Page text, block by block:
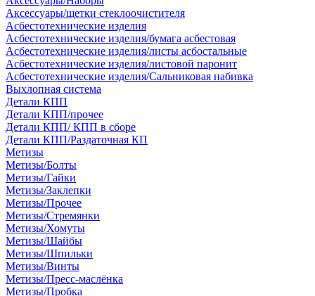
Аксессуары/щетки стеклоочистителя
Асбестотехнические изделия
Асбестотехнические изделия/бумага асбестовая
Асбестотехнические изделия/листы асбостальные
Асбестотехнические изделия/листовой паронит
Асбестотехнические изделия/Сальниковая набивка
Выхлопная система
Детали КПП
Детали КПП/прочее
Детали КПП/ КПП в сборе
Детали КПП/Раздаточная КП
Метизы
Метизы/Болты
Метизы/Гайки
Метизы/Заклепки
Метизы/Прочее
Метизы/Стремянки
Метизы/Хомуты
Метизы/Шайбы
Метизы/Шпильки
Метизы/Винты
Метизы/Пресс-маслёнка
Метизы/Пробка